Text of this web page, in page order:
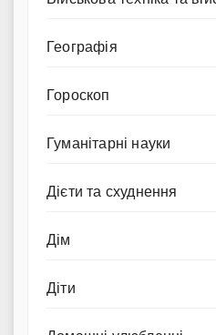
Географія
Гороскоп
Гуманітарні науки
Дієти та схуднення
Дім
Діти